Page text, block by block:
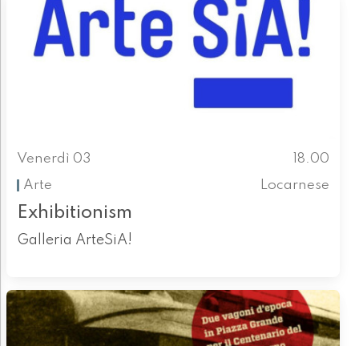
Venerdì 03
18.00
Arte
Locarnese
Exhibitionism
Galleria ArteSiA!